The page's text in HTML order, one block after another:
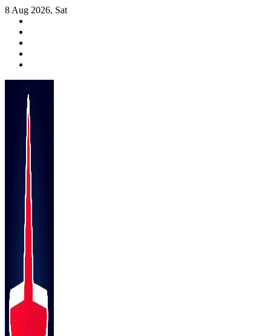
Skip
content
8 Aug 2026, Sat